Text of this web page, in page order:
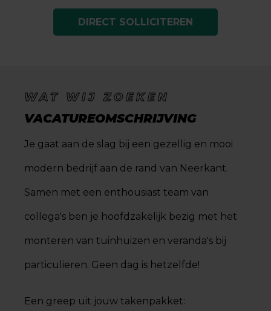
DIRECT SOLLICITEREN
WAT WIJ ZOEKEN
VACATUREOMSCHRIJVING
Je gaat aan de slag bij een gezellig en mooi
modern bedrijf aan de rand van Neerkant.
Samen met een enthousiast team van
collega's ben je hoofdzakelijk bezig met het
monteren van tuinhuizen en veranda's bij
particulieren. Geen dag is hetzelfde!
Een greep uit jouw takenpakket: